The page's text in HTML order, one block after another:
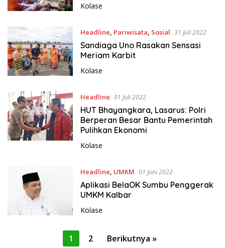
Kolase
Headline Pariwisata Sosial 31 Juli 2022
Sandiaga Uno Rasakan Sensasi
Meriam Karbit
Kolase
Headline 01 Juli 2022
HUT Bhayangkara, Lasarus: Polri
Berperan Besar Bantu Pemerintah
Pulihkan Ekonomi
Kolase
Headline UMKM 01 Juni 2022
Aplikasi BelaOK Sumbu Penggerak
UMKM Kalbar
Kolase
1 2 Berikutnya »